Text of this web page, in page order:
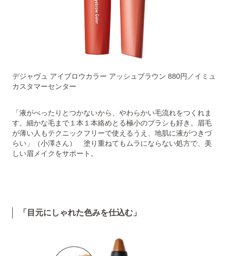
デジャヴュ アイブロウカラー アッシュブラウン 880円／イミュ
カスタマーセンター
「液がべったりとつかないから、やわらかい毛流れをつくれま
す。細かな毛まで１本１本絡めとる極小のブラシも好き。眉毛
が薄い人もテクニックフリーで使えるうえ、地肌に液がつきづ
らい」（小澤さん） 塗り重ねてもムラにならない処方で、美
しい眉メイクをサポート。
「目元にしゃれた色みを仕込む」